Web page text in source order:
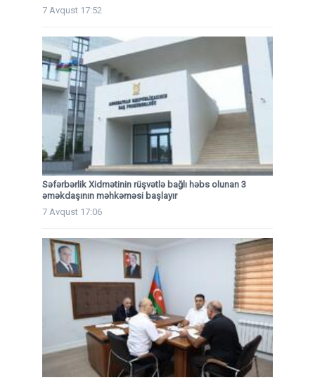
7 Avqust 17:52
Səfərbərlik Xidmətinin rüşvətlə bağlı həbs olunan 3
əməkdaşının məhkəməsi başlayır
7 Avqust 17:06